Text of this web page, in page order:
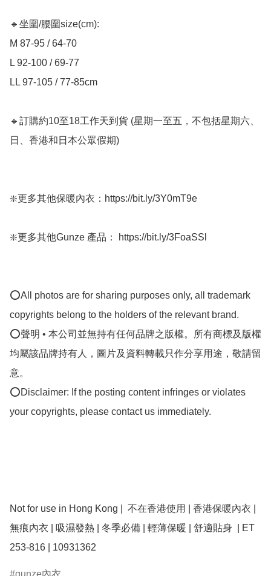
🔹坐圍/腰圍size(cm):
M 87-95 / 64-70
L 92-100 / 69-77
LL 97-105 / 77-85cm
🔹訂購約10至18工作天到貨 (星期一至五，不包括星期六、
日、香港和日本公眾假期) ﻿
❇️更多其他保暖內衣：https://bit.ly/3Y0mT9e
❇️更多其他Gunze 產品： https://bit.ly/3FoaSSl
⭕All photos are for sharing purposes only, all trademark
copyrights belong to the holders of the relevant brand.
⭕聲明 • 本公司並無持有任何品牌之版權。所有商標及版權
均屬該品牌持有人，圖片及資料轉載只作分享用途，敬請留
意。
⭕Disclaimer: If the posting content infringes or violates
your copyrights, please contact us immediately.
Not for use in Hong Kong |  不在香港使用 | 香港保暖內衣 |
無痕內衣 | 吸濕發熱 | 冬季必備 | 輕薄保暖 | 舒適貼身  | ET